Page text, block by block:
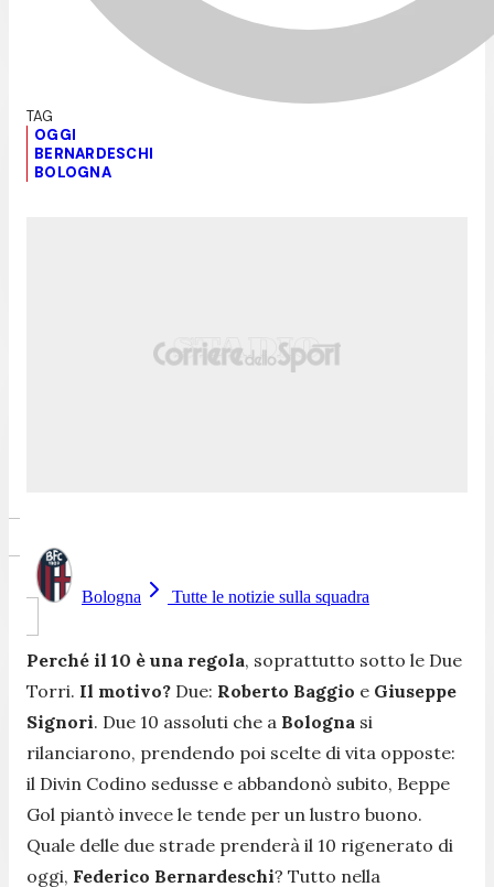
OGGI
BERNARDESCHI
BOLOGNA
Bologna Tutte le notizie sulla squadra
Perché il 10 è una regola, soprattutto sotto le Due
Torri. Il motivo? Due: Roberto Baggio e Giuseppe
Signori. Due 10 assoluti che a Bologna si
rilanciarono, prendendo poi scelte di vita opposte:
il Divin Codino sedusse e abbandonò subito, Beppe
Gol piantò invece le tende per un lustro buono.
Quale delle due strade prenderà il 10 rigenerato di
oggi, Federico Bernardeschi? Tutto nella